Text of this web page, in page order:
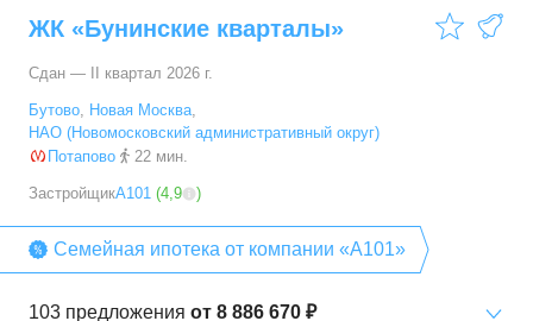
ЖК «Бунинские кварталы»
Сдан — II квартал 2026 г.
Бутово, Новая Москва,
НАО (Новомосковский административный округ)
Потапово
22 мин.
ЗастройщикА101 (4,9 )
Семейная ипотека от компании «А101»
103 предложения от 8 886 670 ₽